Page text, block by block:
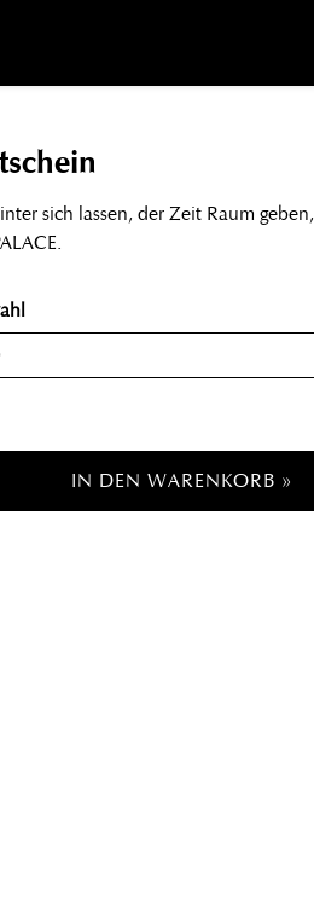
sich lassen, der Zeit Raum
IN DEN WARENKORB »